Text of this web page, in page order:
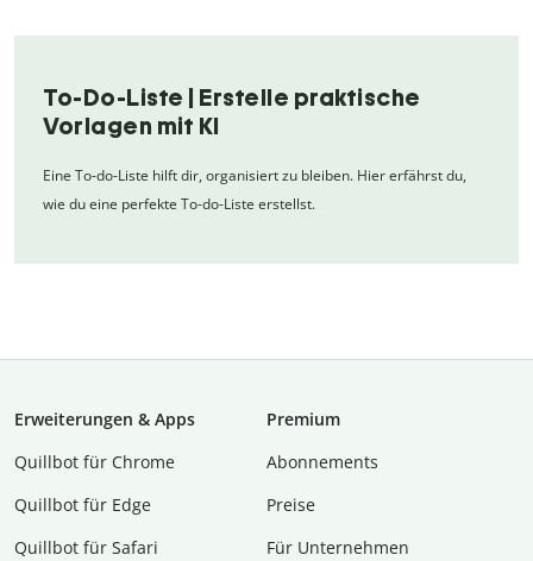
To-Do-Liste | Erstelle praktische
Vorlagen mit KI
Eine To-do-Liste hilft dir, organisiert zu bleiben. Hier erfährst du,
wie du eine perfekte To-do-Liste erstellst.
Erweiterungen & Apps
Quillbot für Chrome
Quillbot für Edge
Quillbot für Safari
Premium
Abon­ne­ments
Preise
Für Unternehmen